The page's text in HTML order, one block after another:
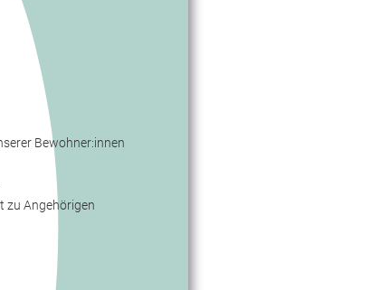
Bewohner:innen
zu Angehörigen